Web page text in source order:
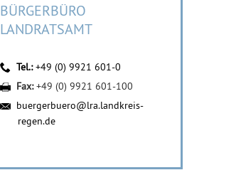
BÜRGERBÜRO
LANDRATSAMT
Tel.:+49 (0) 9921 601-0
Fax:+49 (0) 9921 601-100
buergerbuero@lra.landkreis-
regen.de